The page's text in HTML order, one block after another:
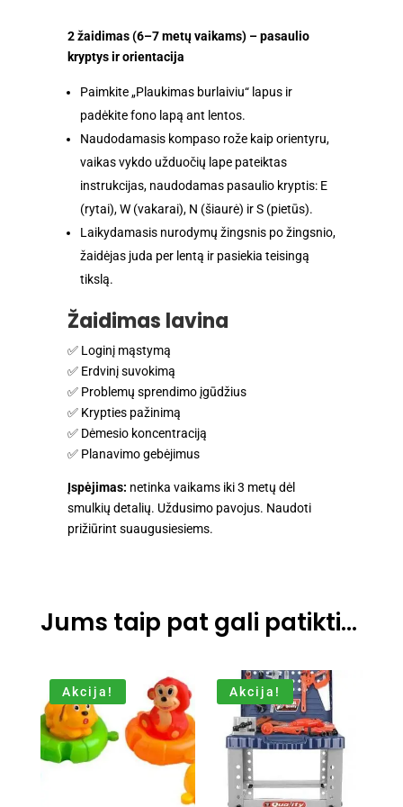
2 žaidimas (6–7 metų vaikams) – pasaulio
kryptys ir orientacija
Paimkite „Plaukimas burlaiviu“ lapus ir
padėkite fono lapą ant lentos.
Naudodamasis kompaso rože kaip orientyru,
vaikas vykdo užduočių lape pateiktas
instrukcijas, naudodamas pasaulio kryptis: E
(rytai), W (vakarai), N (šiaurė) ir S (pietūs).
Laikydamasis nurodymų žingsnis po žingsnio,
žaidėjas juda per lentą ir pasiekia teisingą
tikslą.
Žaidimas lavina
✅ Loginį mąstymą
✅ Erdvinį suvokimą
✅ Problemų sprendimo įgūdžius
✅ Krypties pažinimą
✅ Dėmesio koncentraciją
✅ Planavimo gebėjimus
Įspėjimas: netinka vaikams iki 3 metų dėl
smulkių detalių. Uždusimo pavojus. Naudoti
prižiūrint suaugusiesiems.
Jums taip pat gali patikti…
Akcija! Akcija!